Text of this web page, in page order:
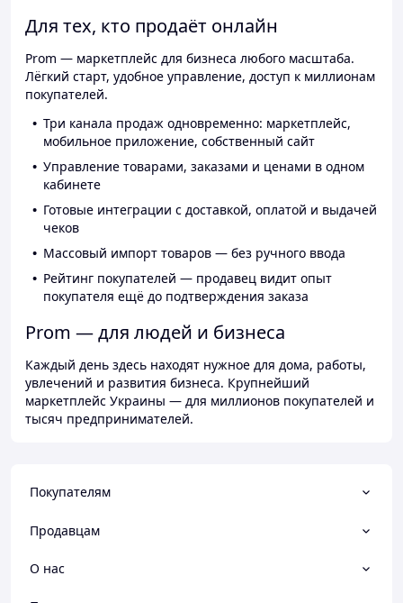
Для тех, кто продаёт онлайн
Prom — маркетплейс для бизнеса любого масштаба.
Лёгкий старт, удобное управление, доступ к миллионам
покупателей.
Три канала продаж одновременно: маркетплейс,
мобильное приложение, собственный сайт
Управление товарами, заказами и ценами в одном
кабинете
Готовые интеграции с доставкой, оплатой и выдачей
чеков
Массовый импорт товаров — без ручного ввода
Рейтинг покупателей — продавец видит опыт
покупателя ещё до подтверждения заказа
Prom — для людей и бизнеса
Каждый день здесь находят нужное для дома, работы,
увлечений и развития бизнеса. Крупнейший
маркетплейс Украины — для миллионов покупателей и
тысяч предпринимателей.
Покупателям
Продавцам
О нас